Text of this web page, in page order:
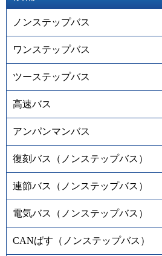
ノンステップバス
ワンステップバス
ツーステップバス
高速バス
アンパンマンバス
復刻バス（ノンステップバス）
連節バス（ノンステップバス）
電気バス（ノンステップバス）
CANばす（ノンステップバス）